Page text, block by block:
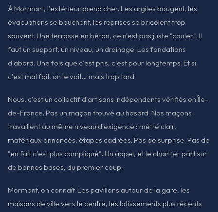
À Mormant, l'extérieur prend cher. Les argiles bougent, les
évacuations se bouchent, les reprises se bricolent trop
souvent. Une terrasse en béton, ce n'est pas juste "couler". Il
faut un support, un niveau, un drainage. Les fondations
d'abord. Une fois que c'est pris, c'est pour longtemps. Et si
c'est mal fait, on le voit… mais trop tard.
Nous, c'est un collectif d'artisans indépendants vérifiés en Île-
de-France. Pas un maçon trouvé au hasard. Nos maçons
travaillent au même niveau d'exigence : métré clair,
matériaux annoncés, étapes cadrées. Pas de surprise. Pas de
"en fait c'est plus compliqué". Un appel, et le chantier part sur
de bonnes bases, du premier coup.
Mormant, on connaît. Les pavillons autour de la gare, les
maisons de ville vers le centre, les lotissements plus récents